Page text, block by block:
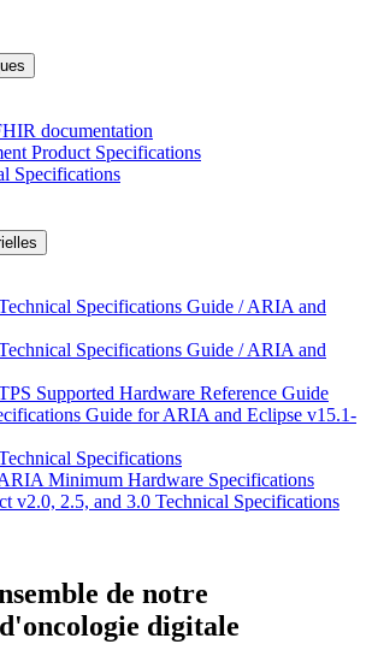
documentation
Product Specifications
Specifications
Specifications Guide / ARIA and
Specifications Guide / ARIA and
Supported Hardware Reference Guide
Guide for ARIA and Eclipse v15.1-
Specifications
Minimum Hardware Specifications
v2.0, 2.5, and 3.0 Technical Specifications
de notre
digitale